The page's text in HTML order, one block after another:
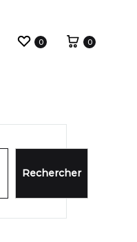
Wishlist
0
Cart
0
Rechercher